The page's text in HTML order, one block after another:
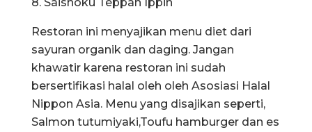
Restoran ini menyajikan menu diet dari
sayuran organik dan daging. Jangan
khawatir karena restoran ini sudah
bersertifikasi halal oleh oleh Asosiasi Halal
Nippon Asia. Menu yang disajikan seperti,
Salmon tutumiyaki,Toufu hamburger dan es